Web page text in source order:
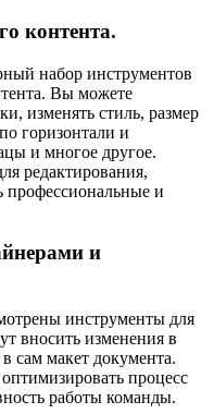
контента.
набор инструментов
Вы можете
изменять стиль, размер
горизонтали и
и многое другое.
редактирования,
профессиональные и
и
инструменты для
вносить изменения в
сам макет документа.
процесс
работы команды.